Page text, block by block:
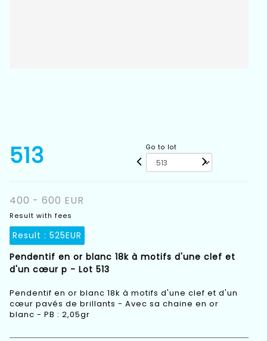
513 Go to lot
400 - 600 EUR
Result with fees
Result : 525EUR
Pendentif en or blanc 18k à motifs d'une clef et
d'un cœur p - Lot 513
Pendentif en or blanc 18k à motifs d'une clef et d'un
cœur pavés de brillants - Avec sa chaine en or
blanc - PB : 2,05gr